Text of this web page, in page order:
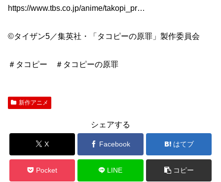
https://www.tbs.co.jp/anime/takopi_pr…
©タイザン5／集英社・「タコピーの原罪」製作委員会
＃タコピー ＃タコピーの原罪
新作アニメ
シェアする
X Facebook はてブ
Pocket LINE コピー